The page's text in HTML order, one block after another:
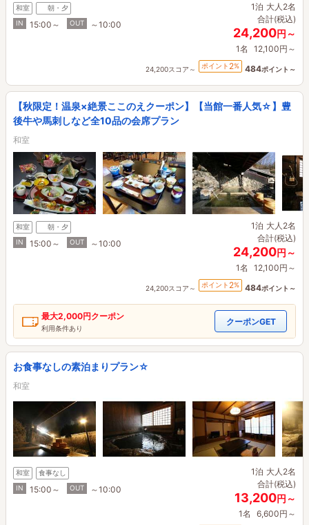
和室
朝・夕
IN
15:00～ OUT ～10:00
1泊 大人2名
合計(税込)
24,200円～
1名 12,100円～
24,200スコア～ ポイント 2% 484ポイント～
【秋限定！温泉×絶景ここのえクーポン】【当館一番人気☆】豊
後牛や馬刺しなど全10品の会席プラン
和室
和室
朝・夕
IN
15:00～ OUT ～10:00
1泊 大人2名
合計(税込)
24,200円～
1名 12,100円～
24,200スコア～ ポイント 2% 484ポイント～
最大2,000円クーポン
利用条件あり
クーポンGET
お食事なしの素泊まりプラン☆
和室
和室
食事なし
IN
15:00～ OUT ～10:00
1泊 大人2名
合計(税込)
13,200円～
1名 6,600円～